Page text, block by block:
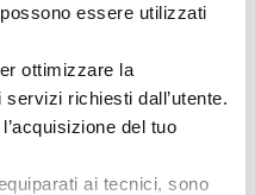
essere utilizzati
ottimizzare la
richiesti dall’utente.
del tuo
ai tecnici, sono
di misura: